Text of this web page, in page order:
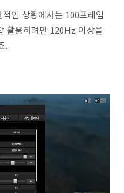
인 상황에서는 100프레임
활용하려면 120Hz 이상을
.